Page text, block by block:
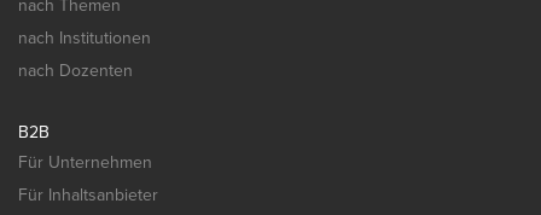
nach Themen
nach Institutionen
nach Dozenten
B2B
Für Unternehmen
Für Inhaltsanbieter